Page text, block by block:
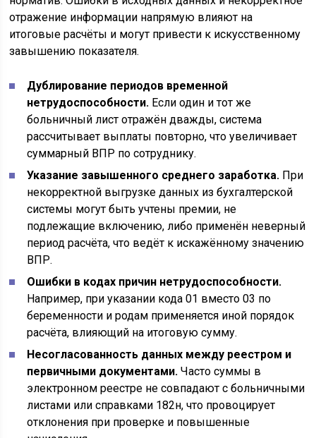
отражение информации напрямую влияют на
итоговые расчёты и могут привести к искусственному
завышению показателя.
Дублирование периодов временной
нетрудоспособности. Если один и тот же
больничный лист отражён дважды, система
рассчитывает выплаты повторно, что увеличивает
суммарный ВПР по сотруднику.
Указание завышенного среднего заработка. При
некорректной выгрузке данных из бухгалтерской
системы могут быть учтены премии, не
подлежащие включению, либо применён неверный
период расчёта, что ведёт к искажённому значению
ВПР.
Ошибки в кодах причин нетрудоспособности.
Например, при указании кода 01 вместо 03 по
беременности и родам применяется иной порядок
расчёта, влияющий на итоговую сумму.
Несогласованность данных между реестром и
первичными документами. Часто суммы в
электронном реестре не совпадают с больничными
листами или справками 182н, что провоцирует
отклонения при проверке и повышенные